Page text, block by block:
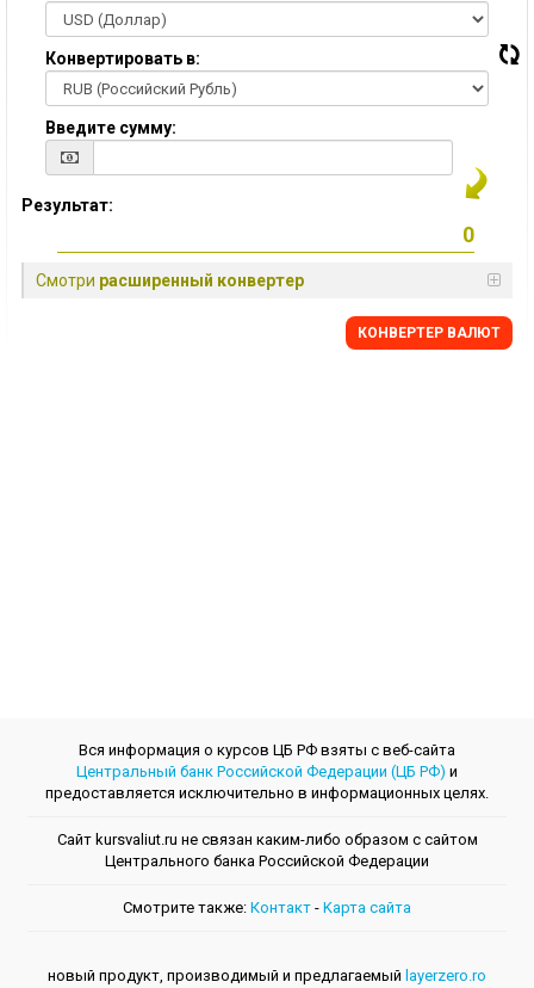
Конвертировать в:
Введите сумму:
Результат:
Смотри расширенный конвертер
КОНВЕРТЕР ВАЛЮТ
Вся информация о курсов ЦБ РФ взяты с веб-сайта
Центральный банк Российской Федерации (ЦБ РФ) и
предоставляется исключительно в информационных целях.
Сайт kursvaliut.ru не связан каким-либо образом с сайтом
Центрального банкa Российской Федерации
Смотрите также: Контакт - Kарта сайта
новый продукт, производимый и предлагаемый layerzero.ro